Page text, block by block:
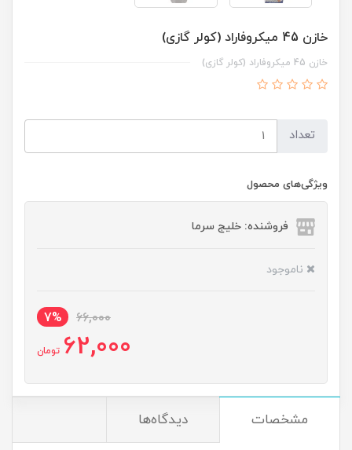
خازن 45 میکروفاراد (کولر گازی)
خازن 45 میکروفاراد (کولر گازی)
تعداد
ویژگی‌های محصول
فروشنده: خلیج سرما
ناموجود
66,000
7%
62,000 تومان
مشخصات دیدگاه‌ها